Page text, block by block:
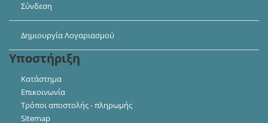
Σύνδεση
Δημιουργία Λογαριασμού
Υποστήριξη
Κατάστημα
Επικοινωνία
Τρόποι αποστολής - πληρωμής
Sitemap